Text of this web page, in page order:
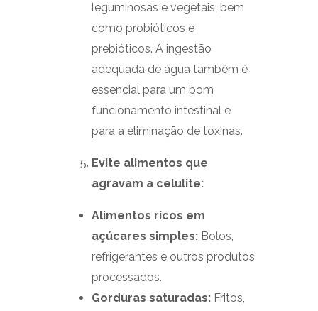
leguminosas e vegetais, bem
como probióticos e
prebióticos. A ingestão
adequada de água também é
essencial para um bom
funcionamento intestinal e
para a eliminação de toxinas.
Evite alimentos que
agravam a celulite:
Alimentos ricos em
açúcares simples: Bolos,
refrigerantes e outros produtos
processados.
Gorduras saturadas: Fritos,